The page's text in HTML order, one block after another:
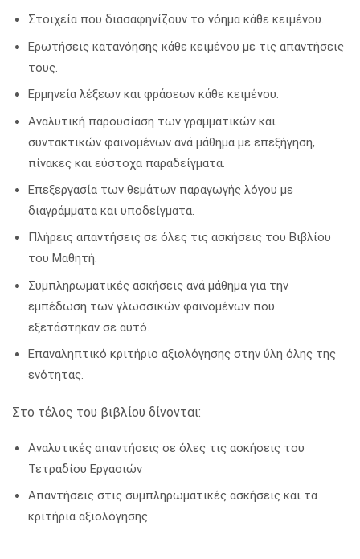
Στοιχεία που διασαφηνίζουν το νόημα κάθε κειμένου.
Ερωτήσεις κατανόησης κάθε κειμένου με τις απαντήσεις
τους.
Ερμηνεία λέξεων και φράσεων κάθε κειμένου.
Αναλυτική παρουσίαση των γραμματικών και
συντακτικών φαινομένων ανά μάθημα με επεξήγηση,
πίνακες και εύστοχα παραδείγματα.
Επεξεργασία των θεμάτων παραγωγής λόγου με
διαγράμματα και υποδείγματα.
Πλήρεις απαντήσεις σε όλες τις ασκήσεις του Βιβλίου
του Μαθητή.
Συμπληρωματικές ασκήσεις ανά μάθημα για την
εμπέδωση των γλωσσικών φαινομένων που
εξετάστηκαν σε αυτό.
Επαναληπτικό κριτήριο αξιολόγησης στην ύλη όλης της
ενότητας.
Στο τέλος του βιβλίου δίνονται:
Αναλυτικές απαντήσεις σε όλες τις ασκήσεις του
Τετραδίου Εργασιών
Απαντήσεις στις συμπληρωματικές ασκήσεις και τα
κριτήρια αξιολόγησης.